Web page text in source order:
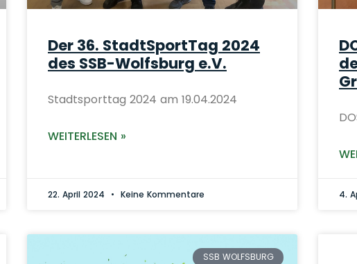
Der 36. StadtSportTag 2024
des SSB-Wolfsburg e.V.
Stadtsporttag 2024 am 19.04.2024
WEITERLESEN »
22. April 2024 Keine Kommentare 4.
SSB WOLFSBURG